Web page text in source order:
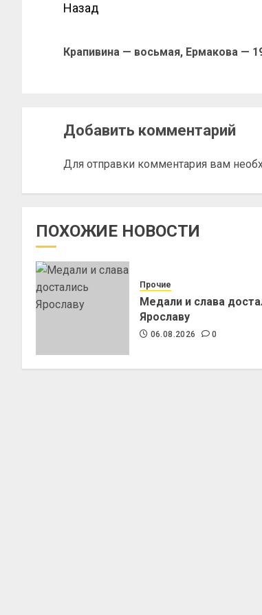
Назад
Крапивина — восьмая, Ермакова —
Добавить комментарий
Для отправки комментария вам
ПОХОЖИЕ НОВОСТИ
Прочие
Медали и слава
Ярославу
06.08.2026 0